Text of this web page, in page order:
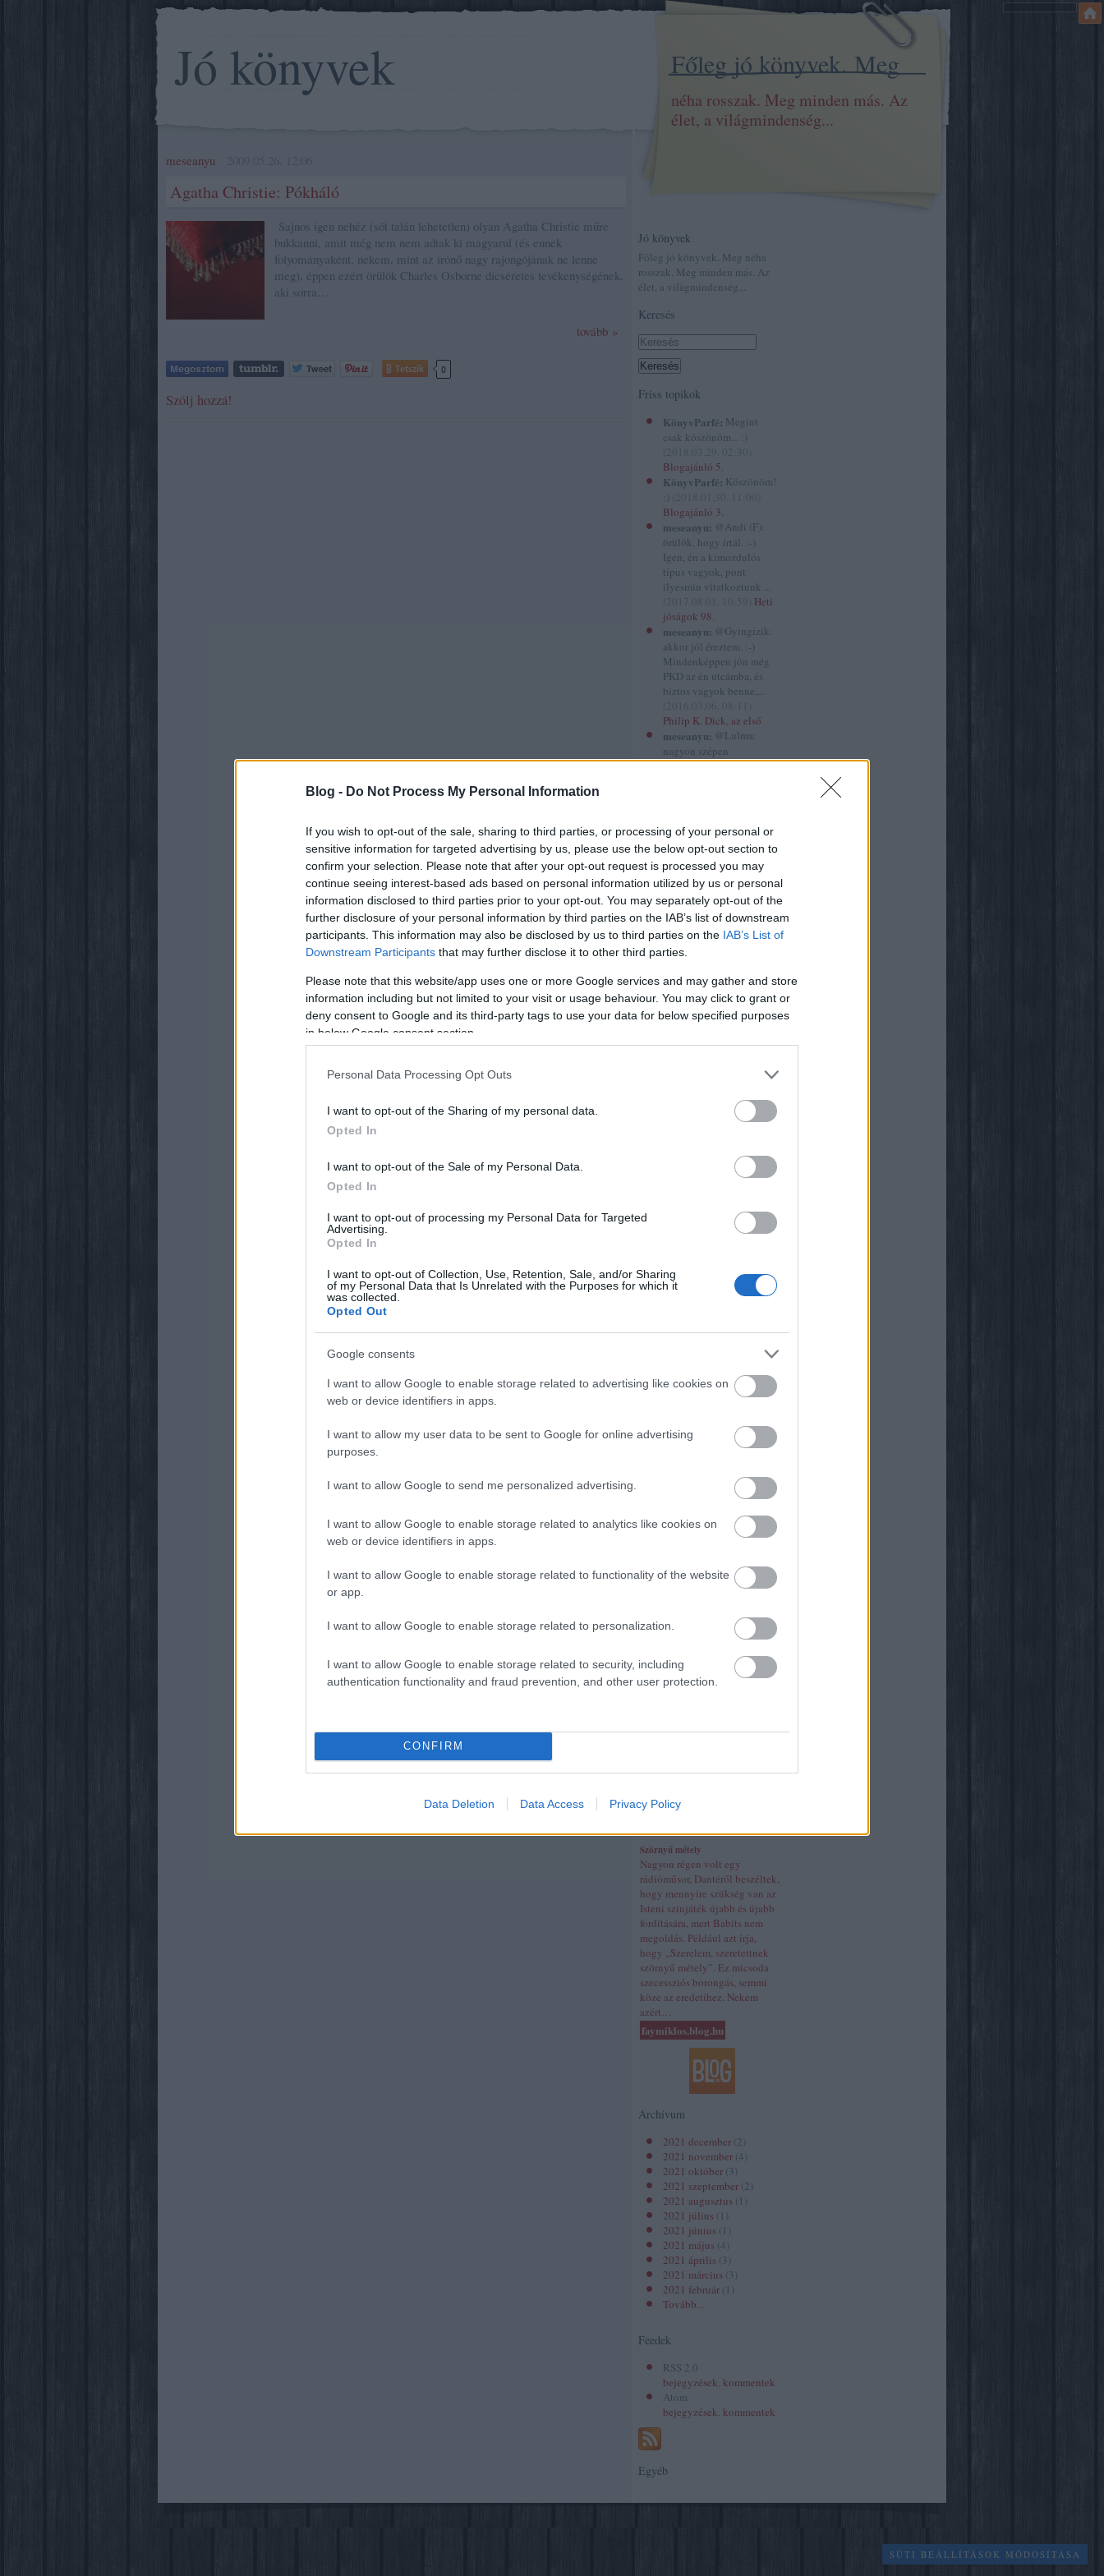
Blog - Do Not Process My Personal Information
If you wish to opt-out of the sale, sharing to third parties, or processing of your personal or
sensitive information for targeted advertising by us, please use the below opt-out section to
confirm your selection. Please note that after your opt-out request is processed you may
continue seeing interest-based ads based on personal information utilized by us or personal
information disclosed to third parties prior to your opt-out. You may separately opt-out of the
further disclosure of your personal information by third parties on the IAB’s list of downstream
participants. This information may also be disclosed by us to third parties on the IAB’s List of
Downstream Participants that may further disclose it to other third parties.
Please note that this website/app uses one or more Google services and may gather and store
information including but not limited to your visit or usage behaviour. You may click to grant or
deny consent to Google and its third-party tags to use your data for below specified purposes
in below Google consent section.
Personal Data Processing Opt Outs
I want to opt-out of the Sharing of my personal data.
Opted In
I want to opt-out of the Sale of my Personal Data.
Opted In
I want to opt-out of processing my Personal Data for Targeted
Advertising.
Opted In
I want to opt-out of Collection, Use, Retention, Sale, and/or Sharing
of my Personal Data that Is Unrelated with the Purposes for which it
was collected.
Opted Out
Google consents
I want to allow Google to enable storage related to advertising like cookies on
web or device identifiers in apps.
I want to allow my user data to be sent to Google for online advertising
purposes.
I want to allow Google to send me personalized advertising.
I want to allow Google to enable storage related to analytics like cookies on
web or device identifiers in apps.
I want to allow Google to enable storage related to functionality of the website
or app.
I want to allow Google to enable storage related to personalization.
I want to allow Google to enable storage related to security, including
authentication functionality and fraud prevention, and other user protection.
CONFIRM
Data Deletion Data Access Privacy Policy
Jó könyvek Főleg jó könyvek. Meg
néha rosszak. Meg minden más. Az
élet, a világmindenség...
Jó könyvek
Főleg jó könyvek. Meg néha
rosszak. Meg minden más. Az
élet, a világmindenség...
Keresés
Friss topikok
KönyvParfé: Megint
csak köszönöm... :)
Blogajánló 5.
KönyvParfé: Köszönöm!
:)
Blogajánló 3.
meseanyu: @Andi (F):
örülök, hogy írtál. :-)
Igen, én a kimozdulós
típus vagyok, pont
ilyesmin vitatkoztunk ...
Heti
jóságok 98.
meseanyu: @Gyingizik:
akkor jól éreztem. :-)
Mindenképpen jön még
PKD az én utcámba, és
biztos vagyok benne,...
Philip K. Dick, az első
meseanyu: @Lulma:
nagyon szépen
köszönöm. :-)
sorstársak
Amadea blogja
Amilgade
Andiamo
Ani a könyvek világában
Annamarie
AnniPanni
Bridge olvas
Byblos
Carmencita
Christine
Cs.P. könyvesblogja
Katherine's Bookstore
Keményfedél
Könyvespolcom
Könyvmoly
Könyvmolyoló
Lobo
Miestas magánkönyvtára
Minden könyv egy
Müzli
Ninetta és a
könyvmolyok
Pável
Pupilla
Rita olvas
Sajtosrolo
Tíci és Gedi
Most olvasom
Szörnyű métely
Nagyon régen volt egy
rádióműsor, Dantéről beszéltek,
hogy mennyire szükség van az
Isteni színjáték újabb és újabb
fordítására, mert Babits nem
megoldás. Például azt írja,
hogy „Szerelem, szeretettnek
szörnyű métely”. Ez micsoda
szecessziós borongás, semmi
köze az eredetihez. Nekem
azért…
faymiklos.blog.hu
Archívum
2021 december (2
2021 november (4
2021 október (3
2021 szeptember (2
2021 augusztus ( 1
2021 július ( 1
2021 június ( 1
2021 május (4
2021 április (3
2021 március (3
2021 február ( 1
Tovább...
Feedek
RSS 2.0
bejegyzések, kommentek
Atom
bejegyzések, kommentek
Egyéb
meseanyu
Agatha Christie: Pókháló
Sajnos igen nehéz (sőt talán lehetetlen) olyan Agatha Christie műre
bukkanni, amit még nem nem adtak ki magyarul (és ennek
folyományaként, nekem, mint az írónő nagy rajongójának ne lenne
meg), éppen ezért örülök Charles Osborne dícséretes tevékenységének,
aki sorra…
tovább »
Tetszik 0
Szólj hozzá!
SÜTI BEÁLLÍTÁSOK MÓDOSÍTÁSA